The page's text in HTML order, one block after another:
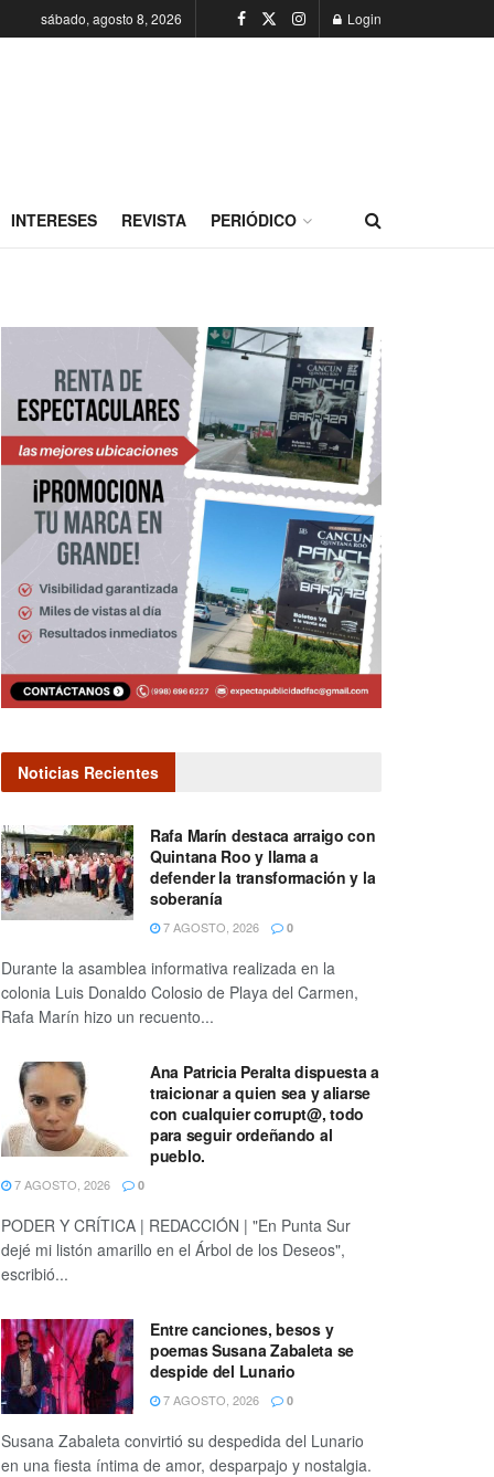
sábado, agosto 8, 2026 Login
INTERESES REVISTA PERIÓDICO
Noticias Recientes
Rafa Marín destaca arraigo con
Quintana Roo y llama a
defender la transformación y la
soberanía
7 AGOSTO, 2026 0
Durante la asamblea informativa realizada en la
colonia Luis Donaldo Colosio de Playa del Carmen,
Rafa Marín hizo un recuento...
Ana Patricia Peralta dispuesta a
traicionar a quien sea y aliarse
con cualquier corrupt@, todo
para seguir ordeñando al
pueblo.
7 AGOSTO, 2026 0
PODER Y CRÍTICA | REDACCIÓN | "En Punta Sur
dejé mi listón amarillo en el Árbol de los Deseos",
escribió...
Entre canciones, besos y
poemas Susana Zabaleta se
despide del Lunario
7 AGOSTO, 2026 0
Susana Zabaleta convirtió su despedida del Lunario
en una fiesta íntima de amor, desparpajo y nostalgia.